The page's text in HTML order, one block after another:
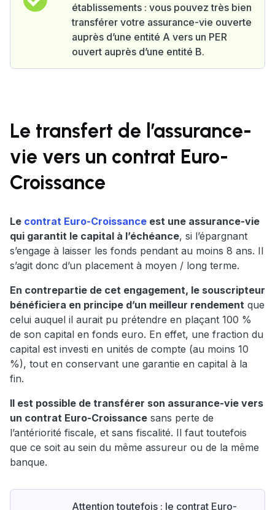
établissements : vous pouvez très bien
transférer votre assurance-vie ouverte
auprès d’une entité A vers un PER
ouvert auprès d’une entité B.
Le transfert de l’assurance-
vie vers un contrat Euro-
Croissance
Le contrat Euro-Croissance est une assurance-vie
qui garantit le capital à l’échéance, si l’épargnant
s’engage à laisser les fonds pendant au moins 8 ans. Il
s’agit donc d’un placement à moyen / long terme.
En contrepartie de cet engagement, le souscripteur
bénéficiera en principe d’un meilleur rendement que
celui auquel il aurait pu prétendre en plaçant 100 %
de son capital en fonds euro. En effet, une fraction du
capital est investi en unités de compte (au moins 10
%), tout en conservant une garantie en capital à la
fin.
Il est possible de transférer son assurance-vie vers
un contrat Euro-Croissance sans perte de
l’antériorité fiscale, et sans fiscalité. Il faut toutefois
que ce soit au sein du même assureur ou de la même
banque.
Attention toutefois : le contrat Euro-